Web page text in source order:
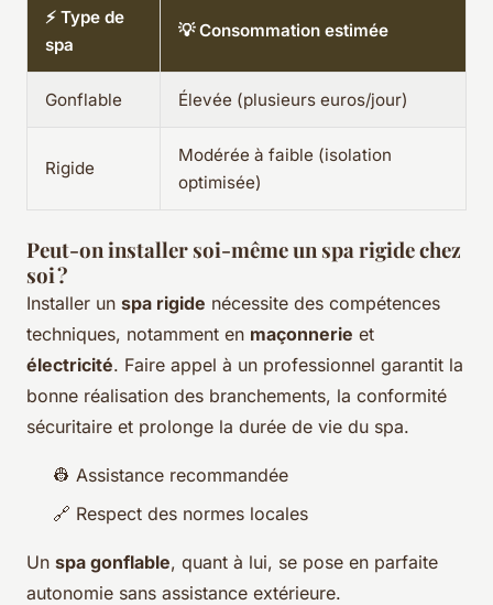
⚡ Type de
spa
💡 Consommation estimée
Gonflable Élevée (plusieurs euros/jour)
Rigide
Modérée à faible (isolation
optimisée)
Peut-on installer soi-même un spa rigide chez
soi ?
Installer un spa rigide nécessite des compétences
techniques, notamment en maçonnerie et
électricité. Faire appel à un professionnel garantit la
bonne réalisation des branchements, la conformité
sécuritaire et prolonge la durée de vie du spa.
👷 Assistance recommandée
🔗 Respect des normes locales
Un spa gonflable, quant à lui, se pose en parfaite
autonomie sans assistance extérieure.